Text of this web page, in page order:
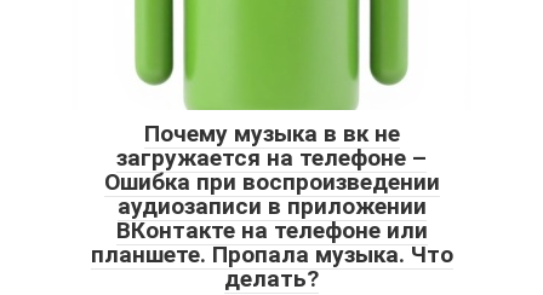
Почему музыка в вк не
загружается на телефоне –
Ошибка при воспроизведении
аудиозаписи в приложении
ВКонтакте на телефоне или
планшете. Пропала музыка. Что
делать?